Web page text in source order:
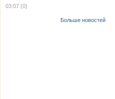
03:07 (0)
Больше новостей